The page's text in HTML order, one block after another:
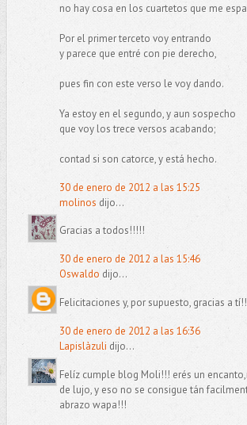
no hay cosa en los cuartetos que me
Por el primer terceto voy entrando
y parece que entré con pie derecho,
pues fin con este verso le voy dando.
Ya estoy en el segundo, y aun sospecho
que voy los trece versos acabando;
contad si son catorce, y está hecho.
30 de enero de 2012 a las 15:25
molinos dijo...
Gracias a todos!!!!!
30 de enero de 2012 a las 15:46
Oswaldo dijo...
Felicitaciones y, por supuesto, gracias a tí!!
30 de enero de 2012 a las 16:36
Lapislàzuli dijo...
Felíz cumple blog Moli!!! erés un
de lujo, y eso no se consigue tán
abrazo wapa!!!